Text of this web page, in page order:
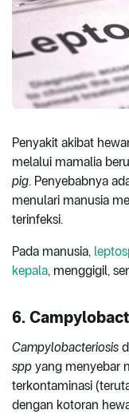
Penyakit akibat
melalui mamalia
pig. Penyebabnya
menulari manusia
terinfeksi.
Pada manusia,
kepala, menggigil,
6.
Campylobacteriosis
spp yang menyebar
terkontaminasi
dengan kotoran